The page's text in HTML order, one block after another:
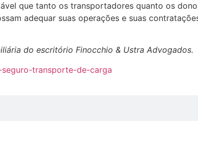
que tanto os transportadores quanto os
adequar suas operações e suas
do escritório Finocchio & Ustra Advogados.
transporte-de-carga